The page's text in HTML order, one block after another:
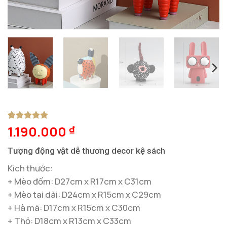
5trên 5
dựa trên
1
1.190.000 ₫
Tượng động vật dễ thương decor kệ sách
Kích thước:
+ Mèo đốm: D27cm x R17cm x C31cm
+ Mèo tai dài: D24cm x R15cm x C29cm
+ Hà mã: D17cm x R15cm x C30cm
+ Thỏ: D18cm x R13cm x C33cm